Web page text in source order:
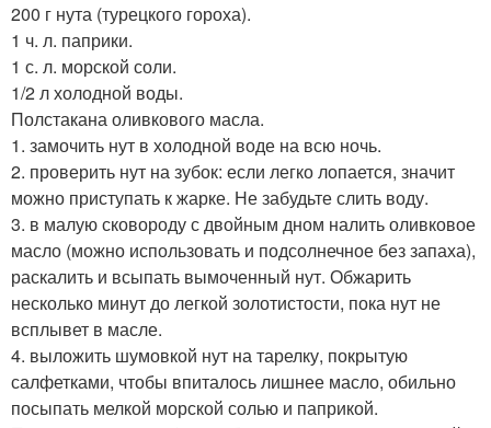
200 г нута (турецкого гороха).
1 ч. л. паприки.
1 с. л. морской соли.
1/2 л холодной воды.
Полстакана оливкового масла.
1. замочить нут в холодной воде на всю ночь.
2. проверить нут на зубок: если легко лопается, значит
можно приступать к жарке. Не забудьте слить воду.
3. в малую сковороду с двойным дном налить оливковое
масло (можно использовать и подсолнечное без запаха),
раскалить и всыпать вымоченный нут. Обжарить
несколько минут до легкой золотистости, пока нут не
всплывет в масле.
4. выложить шумовкой нут на тарелку, покрытую
салфетками, чтобы впиталось лишнее масло, обильно
посыпать мелкой морской солью и паприкой.